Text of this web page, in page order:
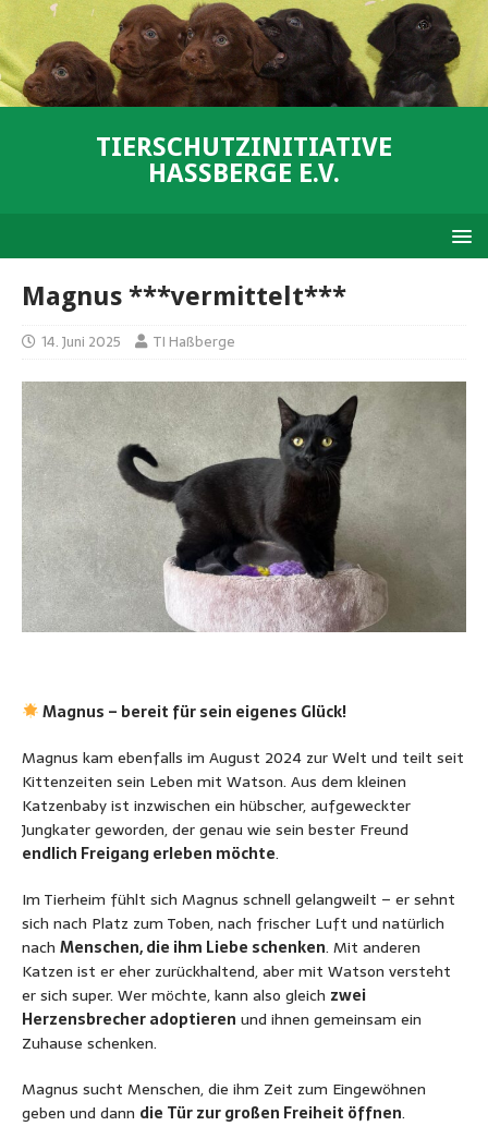
TIERSCHUTZINITIATIVE
HASSBERGE E.V.
Magnus ***vermittelt***
14. Juni 2025 TI Haßberge
Magnus – bereit für sein eigenes Glück!
Magnus kam ebenfalls im August 2024 zur Welt und teilt seit
Kittenzeiten sein Leben mit Watson. Aus dem kleinen
Katzenbaby ist inzwischen ein hübscher, aufgeweckter
Jungkater geworden, der genau wie sein bester Freund
endlich Freigang erleben möchte.
Im Tierheim fühlt sich Magnus schnell gelangweilt – er sehnt
sich nach Platz zum Toben, nach frischer Luft und natürlich
nach Menschen, die ihm Liebe schenken. Mit anderen
Katzen ist er eher zurückhaltend, aber mit Watson versteht
er sich super. Wer möchte, kann also gleich zwei
Herzensbrecher adoptieren und ihnen gemeinsam ein
Zuhause schenken.
Magnus sucht Menschen, die ihm Zeit zum Eingewöhnen
geben und dann die Tür zur großen Freiheit öffnen.